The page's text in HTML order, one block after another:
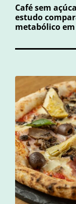
Café sem
estudo
metabólico